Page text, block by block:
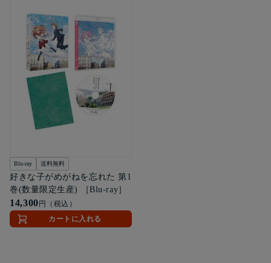
Blu-ray 送料無料
好きな子がめがねを忘れた 第1
巻(数量限定生産) ［Blu-ray］
14,300 円（税込）
カートに入れる